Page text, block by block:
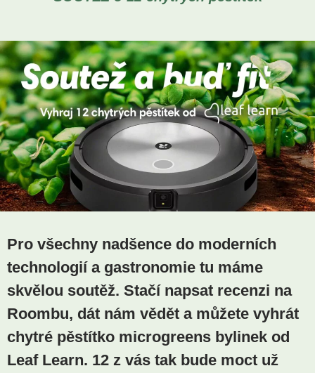
Pro všechny nadšence do moderních
technologií a gastronomie tu máme
skvělou soutěž. Stačí napsat recenzi na
Roombu, dát nám vědět a můžete vyhrát
chytré pěstítko microgreens bylinek od
Leaf Learn. 12 z vás tak bude moct už